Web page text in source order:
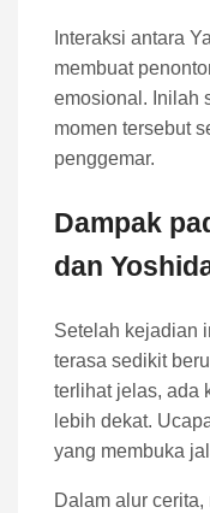
Interaksi antara
membuat
emosional. Inilah
momen tersebut
penggemar.
Dampak
dan
Setelah kejadian
terasa sedikit
terlihat jelas, ada
lebih dekat.
yang membuka
Dalam alur